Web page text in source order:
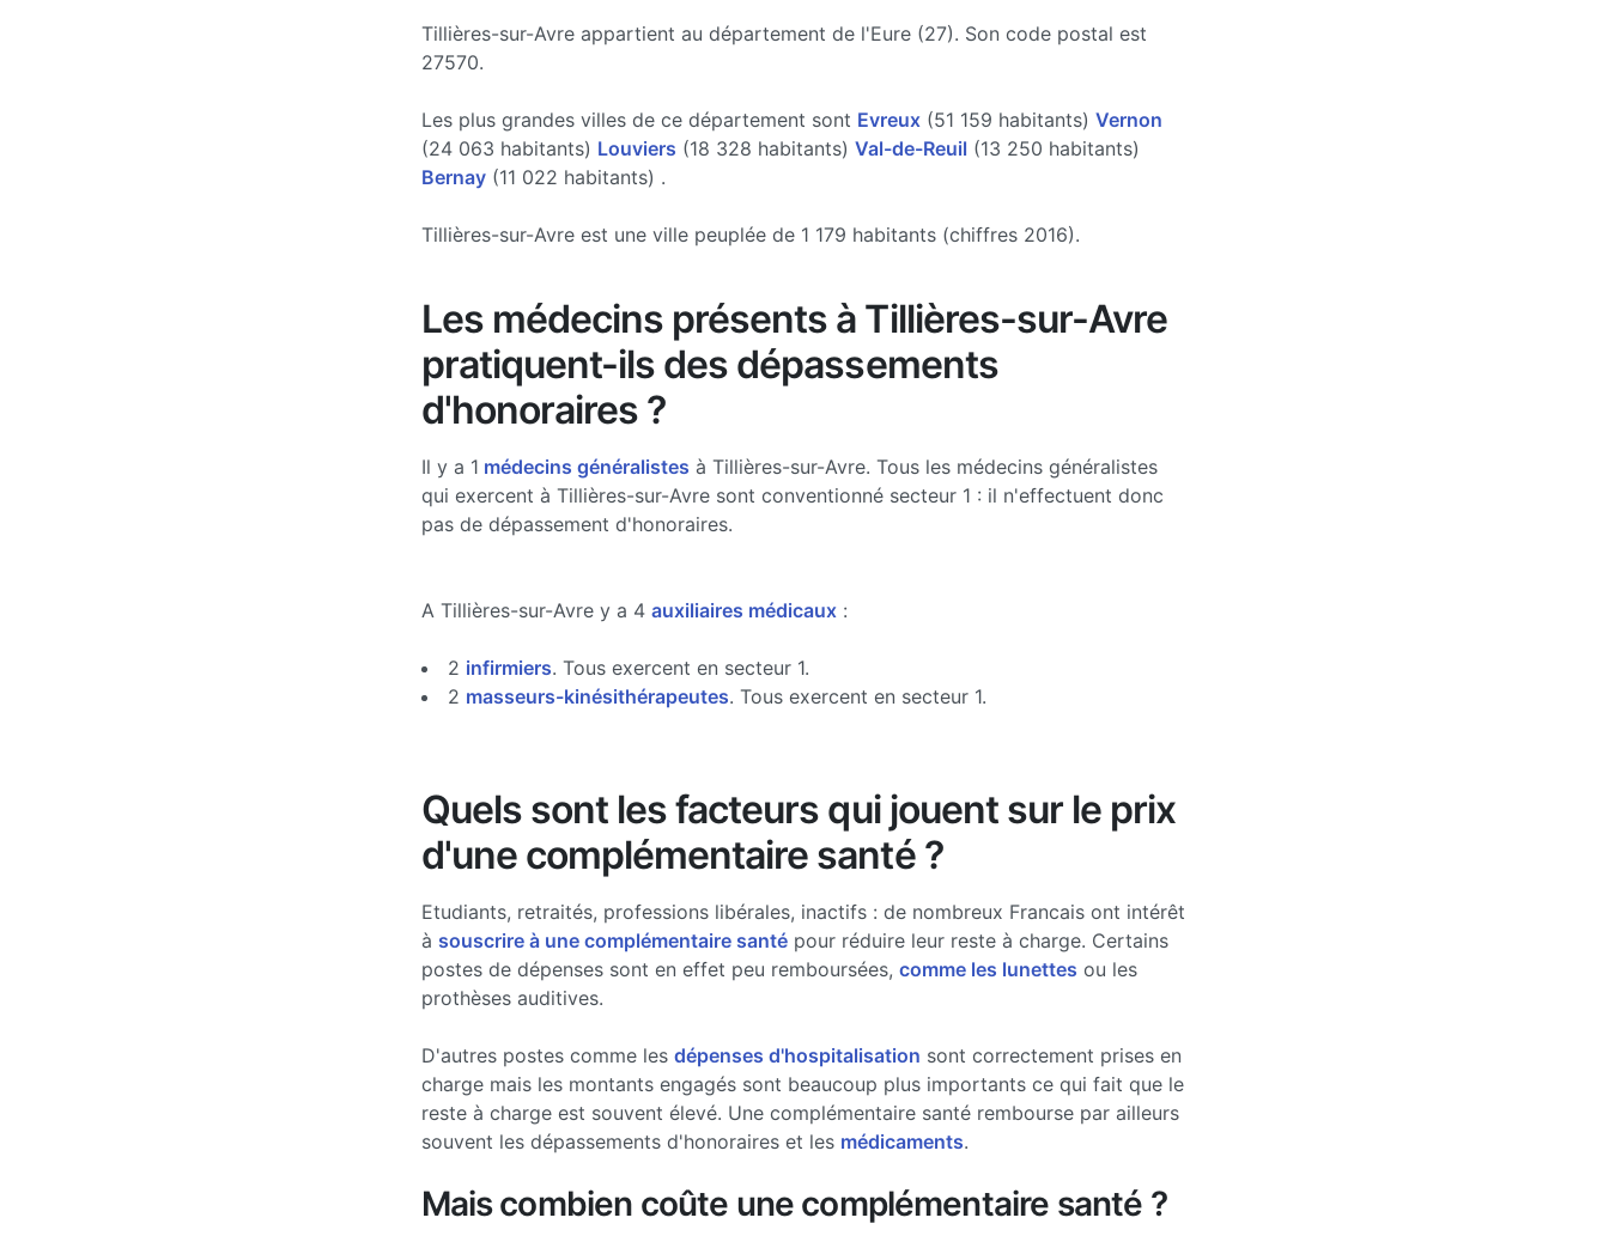
Tillières-sur-Avre appartient au département de l'Eure (27). Son code postal est
27570.
Les plus grandes villes de ce département sont Evreux(51 159 habitants) Vernon
(24 063 habitants) Louviers (18 328 habitants) Val-de-Reuil (13 250 habitants)
Bernay(11 022 habitants) .
Tillières-sur-Avre est une ville peuplée de 1 179 habitants (chiffres 2016).
Les médecins présents à Tillières-sur-Avre
pratiquent-ils des dépassements
d'honoraires ?
Il y a 1 médecins généralistes à Tillières-sur-Avre. Tous les médecins généralistes
qui exercent à Tillières-sur-Avre sont conventionné secteur 1 : il n'effectuent donc
pas de dépassement d'honoraires.
A Tillières-sur-Avre y a 4 auxiliaires médicaux:
2 infirmiers. Tous exercent en secteur 1.
2 masseurs-kinésithérapeutes. Tous exercent en secteur 1.
Quels sont les facteurs qui jouent sur le prix
d'une complémentaire santé ?
Etudiants, retraités, professions libérales, inactifs : de nombreux Francais ont intérêt
à souscrire à une complémentaire santépour réduire leur reste à charge. Certains
postes de dépenses sont en effet peu remboursées, comme les lunettes ou les
prothèses auditives.
D'autres postes comme les dépenses d'hospitalisation sont correctement prises en
charge mais les montants engagés sont beaucoup plus importants ce qui fait que le
reste à charge est souvent élevé. Une complémentaire santé rembourse par ailleurs
souvent les dépassements d'honoraires et les médicaments.
Mais combien coûte une complémentaire santé ?